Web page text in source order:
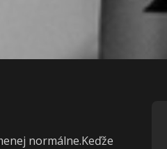
normálne.Keďže